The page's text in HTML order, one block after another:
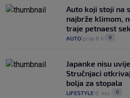
Auto koji stoji na
najbrže klimom,
traje petnaest
AUTO prije 8 h 0
Japanke nisu
Stručnjaci
bolja za stopala
LIFESTYLE 6. kol. 0